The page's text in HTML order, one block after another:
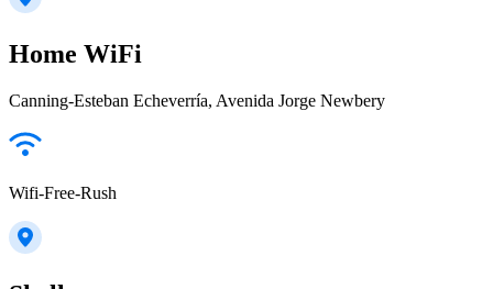
Home WiFi
Canning-Esteban Echeverría, Avenida Jorge Newbery
Wifi-Free-Rush